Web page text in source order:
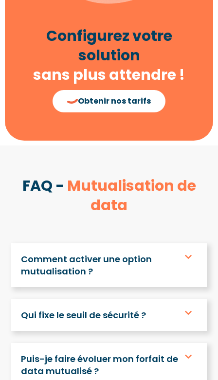
Configurez votre
solution
sans plus attendre !
Obtenir nos tarifs
FAQ - Mutualisation de
data
Comment activer une option
mutualisation ?
Qui fixe le seuil de sécurité ?
Puis-je faire évoluer mon forfait de
data mutualisé ?